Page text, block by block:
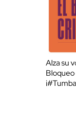
Alza su
Bloqueo